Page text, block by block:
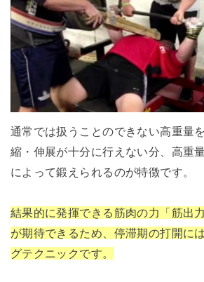
通常では扱うことのできない高重量
縮・伸展が十分に行えない分、高重
によって鍛えられるのが特徴です。
結果的に発揮できる筋肉の力「筋出
が期待できるため、停滞期の打開に
グテクニックです。